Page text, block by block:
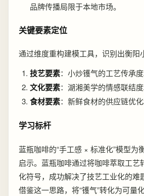
品牌传播局限于本地市场。
关键要素定位
通过维度重构建模工具，识别出衡阳
技艺要素：小炒镬气的工艺传承度
文化要素：湖湘美学的情感联结度
食材要素：新鲜食材的供应链优化
学习标杆
蓝瓶咖啡的“手工感 × 标准化”模型为
启示。蓝瓶咖啡通过将咖啡萃取工艺
化符号，成功解决了技艺工业化的难
借鉴这一思路，将“镬气”转化为可量